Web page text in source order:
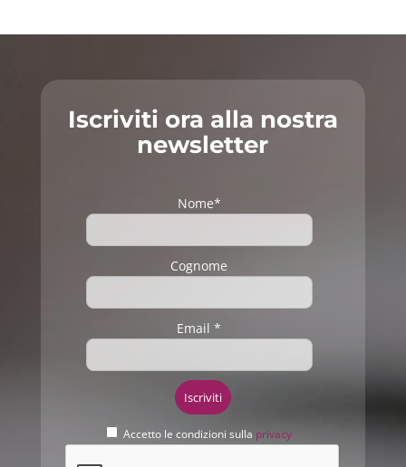
Iscriviti ora alla nostra
newsletter
Nome*
Cognome
Email *
Accetto le condizioni sulla privacy